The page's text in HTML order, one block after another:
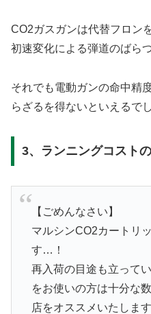
CO2ガスガンは代替フロン
初速変化による弾道のばら
それでも電動ガンの命中精
らざるを得ないといえるで
3、ランニングコスト
【ごめんなさい】
マルシンCO2カートリ
す…！
再入荷の目途も立って
をお使いの方は十分な
店をオススメいたします